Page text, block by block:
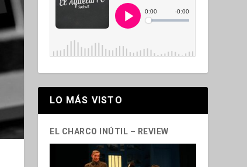
LO MÁS VISTO
EL CHARCO INÚTIL – REVIEW